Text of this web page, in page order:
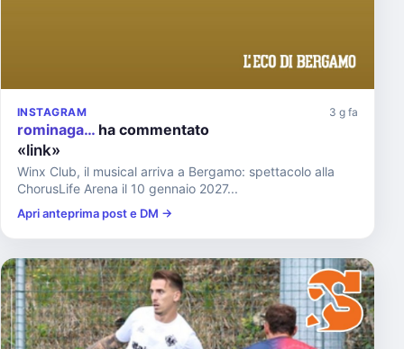
INSTAGRAM 3 g fa
rominaga… ha commentato
«link»
Winx Club, il musical arriva a Bergamo: spettacolo alla
ChorusLife Arena il 10 gennaio 2027...
Apri anteprima post e DM →